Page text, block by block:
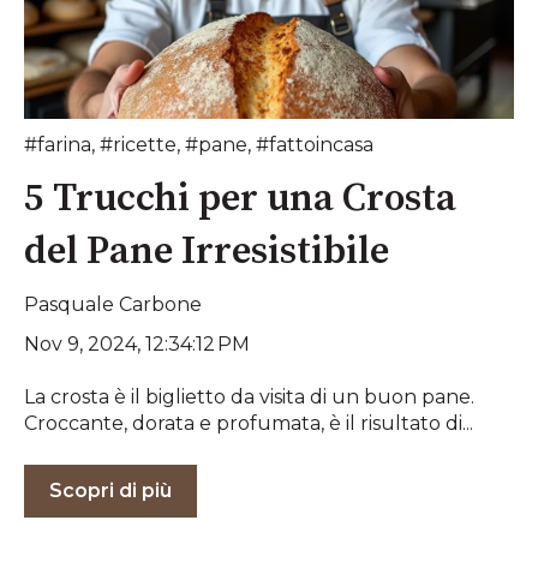
#farina, #ricette, #pane, #fattoincasa
5 Trucchi per una Crosta
del Pane Irresistibile
Pasquale Carbone
Nov 9, 2024, 12:34:12 PM
La crosta è il biglietto da visita di un buon pane.
Croccante, dorata e profumata, è il risultato di...
Scopri di più